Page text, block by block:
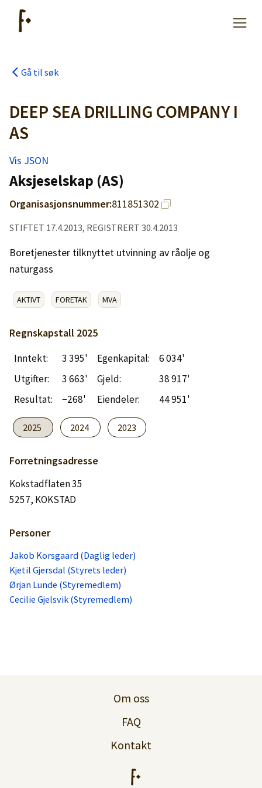
Hjelp
Kjøpe lister
Priser
Logg inn
Lag konto
Gå til søk
DEEP SEA DRILLING COMPANY I
AS
Vis JSON
Aksjeselskap (AS)
Organisasjonsnummer:811851302
STIFTET 17.4.2013, REGISTRERT 30.4.2013
Boretjenester tilknyttet utvinning av råolje og
naturgass
AKTIVT FORETAK MVA
Regnskapstall 2025
Inntekt: 3 395' Egenkapital:
6 034'
Utgifter:
3 663' Gjeld:
38 917'
Resultat:
−268' Eiendeler: 44 951'
2025 2024 2023
Forretningsadresse
Kokstadflaten 35
5257, KOKSTAD
Personer
Jakob Korsgaard (Daglig leder)
Kjetil Gjersdal (Styrets leder)
Ørjan Lunde (Styremedlem)
Cecilie Gjelsvik (Styremedlem)
Om oss
FAQ
Kontakt